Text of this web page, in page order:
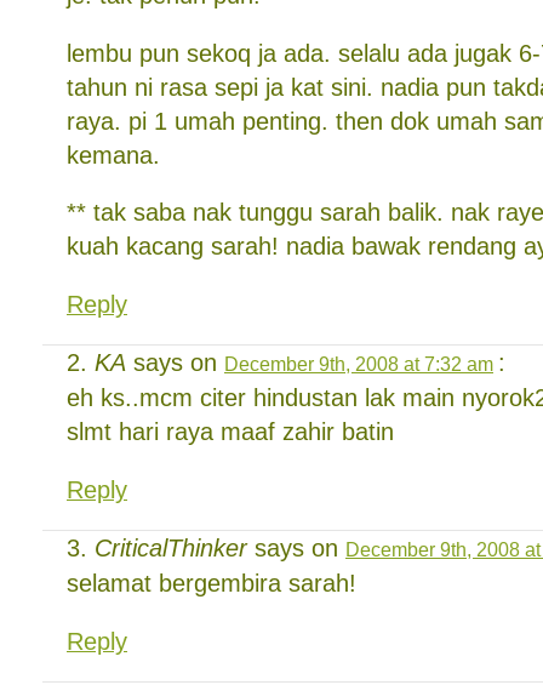
lembu pun sekoq ja ada. selalu ada jugak
tahun ni rasa sepi ja kat sini. nadia pun
raya. pi 1 umah penting. then dok umah
kemana.
** tak saba nak tunggu sarah balik. nak
kuah kacang sarah! nadia bawak rendang
Reply
KA says on December 9th, 2008 at 7:32 am :
eh ks..mcm citer hindustan lak main
slmt hari raya maaf zahir batin
Reply
CriticalThinkersays on December 9th, 2008
selamat bergembira sarah!
Reply